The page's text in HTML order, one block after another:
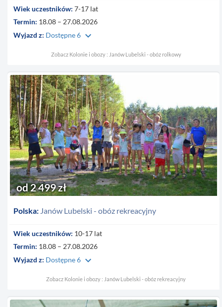
Wiek uczestników: 7-17 lat
Termin: 18.08 – 27.08.2026
Wyjazd z: Dostępne 6 keyboard_arrow_down
Zobacz Kolonie i obozy : Janów Lubelski - obóz rolkowy
Polska: Janów Lubelski - obóz rekreacyjny
od 2 499 zł
Wiek uczestników: 10-17 lat
Termin: 18.08 – 27.08.2026
Wyjazd z: Dostępne 6 keyboard_arrow_down
Zobacz Kolonie i obozy : Janów Lubelski - obóz rekreacyjny